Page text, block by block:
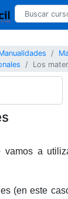
Los
vamos a
(en este